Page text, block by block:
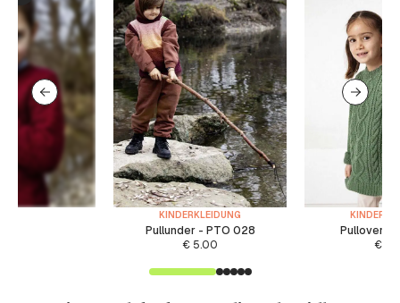
KINDERKLEIDUNG
Pullunder - PTO 028
€ 5.00
Pullover -
€